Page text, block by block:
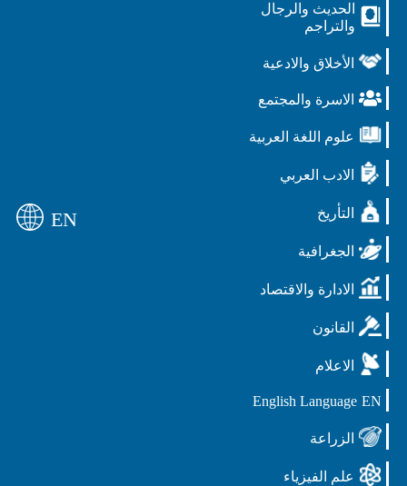
الحديث والرجال
والتراجم
الأخلاق والادعية
الاسرة والمجتمع
علوم اللغة العربية
الادب العربي
التأريخ
الجغرافية
الادارة والاقتصاد
القانون
الاعلام
EN
English Language
الزراعة
علم الفيزياء
EN